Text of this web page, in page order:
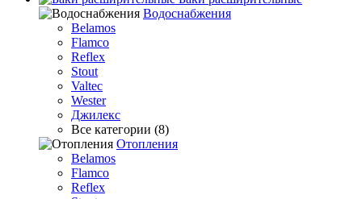
Водоснабжения
Belamos
Flamco
Reflex
Stout
Valtec
Wester
Джилекс
Все категории (8)
Отопления
Belamos
Flamco
Reflex